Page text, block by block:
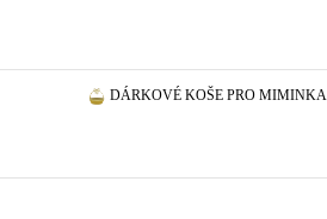
DÁRKOVÉ KOŠE PRO MIMINKA